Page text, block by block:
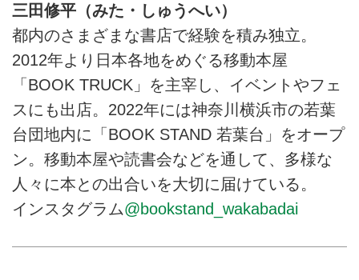
三田修平（みた・しゅうへい）
都内のさまざまな書店で経験を積み独立。
2012年より日本各地をめぐる移動本屋
「BOOK TRUCK」を主宰し、イベントやフェ
スにも出店。2022年には神奈川横浜市の若葉
台団地内に「BOOK STAND 若葉台」をオープ
ン。移動本屋や読書会などを通して、多様な
人々に本との出合いを大切に届けている。
インスタグラム@bookstand_wakabadai